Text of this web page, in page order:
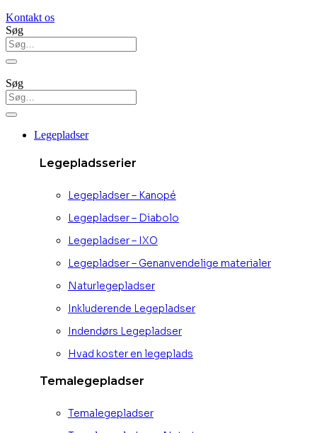
Kontakt os
Søg
Søg
Legepladser
Legepladsserier
Legepladser – Kanopé
Legepladser – Diabolo
Legepladser – IXO
Legepladser – Genanvendelige materialer
Naturlegepladser
Inkluderende Legepladser
Indendørs Legepladser
Hvad koster en legeplads
Temalegepladser
Temalegepladser